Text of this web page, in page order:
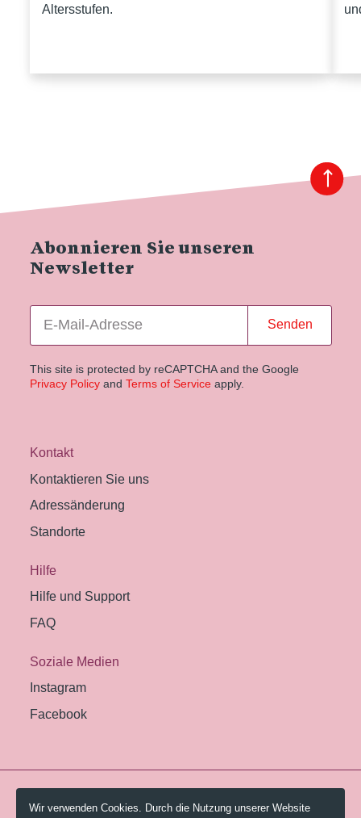
Altersstufen.
Abonnieren Sie unseren
Newsletter
Senden
This site is protected by reCAPTCHA and the Google
Privacy Policyand Terms of Service apply.
Kontakt
Kontaktieren Sie uns
Adressänderung
Standorte
Hilfe
Hilfe und Support
FAQ
Soziale Medien
Instagram
Facebook
© 2026 Pestalozzi-Bibliothek Zürich.
Wir verwenden Cookies. Durch die Nutzung unserer Website